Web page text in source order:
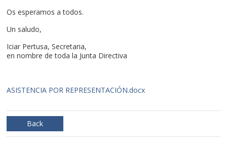
Os esperamos a todos.
Un saludo,
Iciar Pertusa, Secretaria,
en nombre de toda la Junta Directiva
ASISTENCIA POR REPRESENTACIÓN.docx
Back